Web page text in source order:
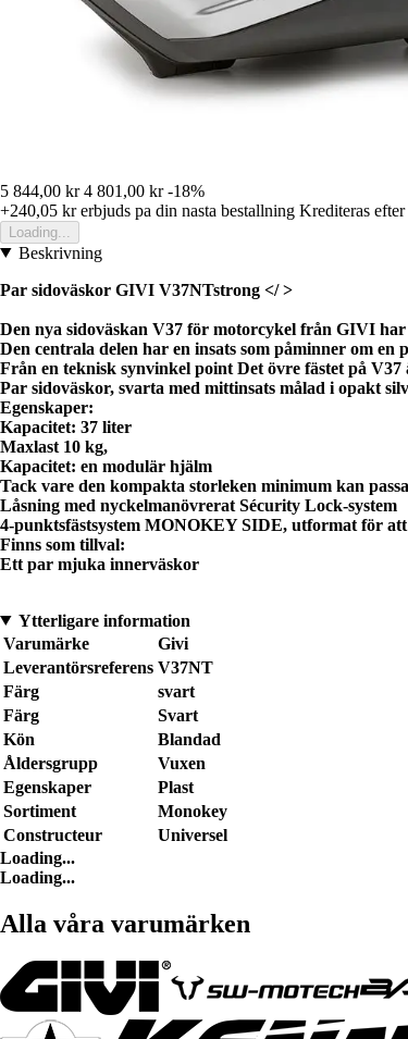
5 844,00 kr 4 801,00 kr -18%
+240,05 krerbjuds pa din nasta bestallning Krediteras
Loading...
Beskrivning
Par sidoväskor GIVI V37NTstrong </ >
Den nya sidoväskan V37 för motorcykel från GIVI
Den centrala delen har en insats som påminner om en
Från en teknisk synvinkel point Det övre fästet på
Par sidoväskor, svarta med mittinsats målad i opakt
Egenskaper:
Kapacitet: 37 liter
Maxlast 10 kg,
Kapacitet: en modulär hjälm
Tack vare den kompakta storleken minimum kan
Låsning med nyckelmanövrerat Sécurity Lock-system
4-punktsfästsystem MONOKEY SIDE, utformat för
Finns som tillval:
Ett par mjuka innerväskor
Ytterligare information
Varumärke
Givi
Leverantörsreferens V37NT
Färg
svart
Färg
Svart
Kön
Blandad
Åldersgrupp
Vuxen
Egenskaper
Plast
Sortiment
Monokey
Constructeur
Universel
Loading...
Loading...
Alla våra varumärken